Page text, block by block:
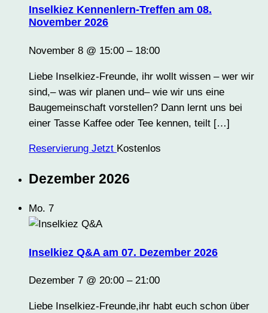
Inselkiez Kennenlern-Treffen am 08.
November 2026
November 8 @ 15:00 – 18:00
Liebe Inselkiez-Freunde, ihr wollt wissen – wer wir
sind,– was wir planen und– wie wir uns eine
Baugemeinschaft vorstellen? Dann lernt uns bei
einer Tasse Kaffee oder Tee kennen, teilt […]
Reservierung Jetzt Kostenlos
Dezember 2026
Mo. 7
Inselkiez Q&A am 07. Dezember 2026
Dezember 7 @ 20:00 – 21:00
Liebe Inselkiez-Freunde,ihr habt euch schon über